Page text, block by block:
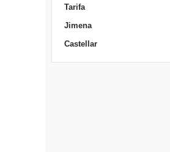
Tarifa
Jimena
Castellar